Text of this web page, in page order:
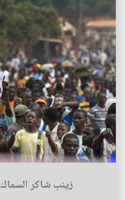
زينب شاكر السماك